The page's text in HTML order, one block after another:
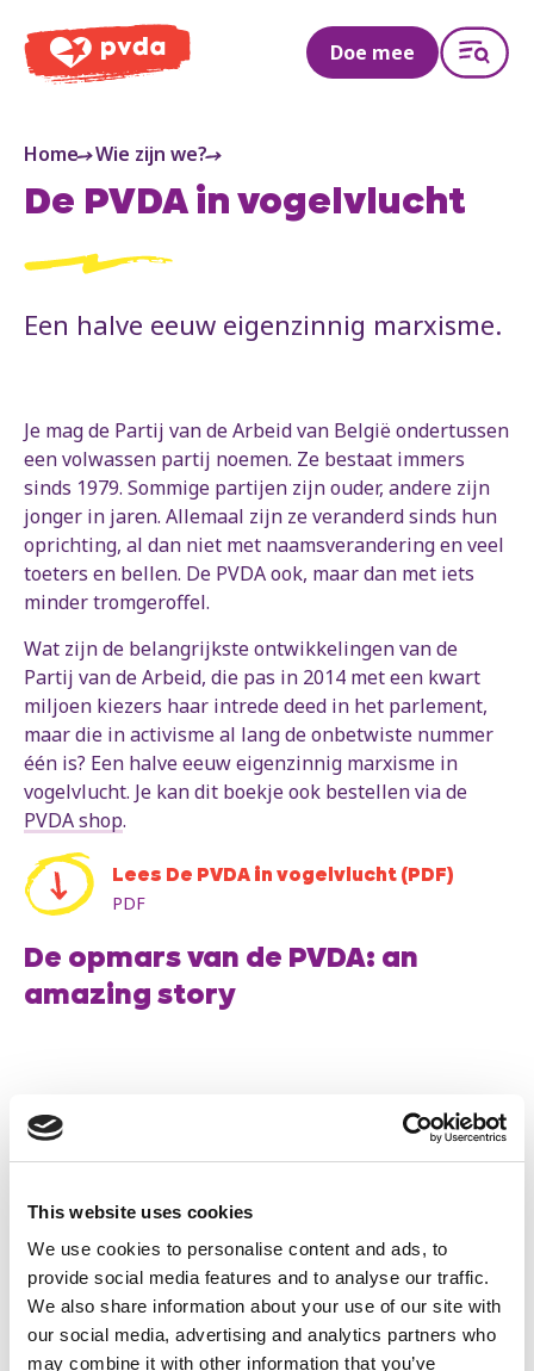
This website uses cookies
We use cookies to personalise content and ads, to
provide social media features and to analyse our traffic.
We also share information about your use of our site with
our social media, advertising and analytics partners who
may combine it with other information that you’ve
PVDA
Doe mee
Home Wie zijn we?
De PVDA in vogelvlucht
Een halve eeuw eigenzinnig marxisme.
Je mag de Partij van de Arbeid van België ondertussen
een volwassen partij noemen. Ze bestaat immers
sinds 1979. Sommige partijen zijn ouder, andere zijn
jonger in jaren. Allemaal zijn ze veranderd sinds hun
oprichting, al dan niet met naamsverandering en veel
toeters en bellen. De PVDA ook, maar dan met iets
minder tromgeroffel.
Wat zijn de belangrijkste ontwikkelingen van de
Partij van de Arbeid, die pas in 2014 met een kwart
miljoen kiezers haar intrede deed in het parlement,
maar die in activisme al lang de onbetwiste nummer
één is? Een halve eeuw eigenzinnig marxisme in
vogelvlucht. Je kan dit boekje ook bestellen via de
PVDA shop.
Lees De PVDA in vogelvlucht (PDF)
PDF
De opmars van de PVDA: an
amazing story